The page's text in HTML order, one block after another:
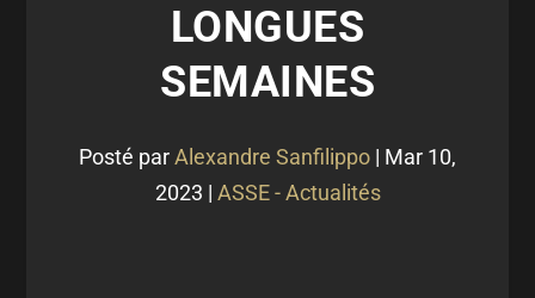
LONGUES
SEMAINES
Posté parAlexandre Sanfilippo | Mar 10,
2023 | ASSE - Actualités